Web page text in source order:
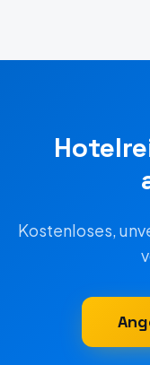
Kostenloses,